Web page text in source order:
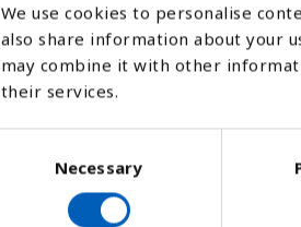
We use cookies to personalise
also share information about your
may combine it with other
their services.
Necessary